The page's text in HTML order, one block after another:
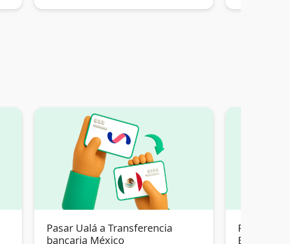
Pasar Ualá a Transferencia
bancaria México
Pasar
Bolivia a